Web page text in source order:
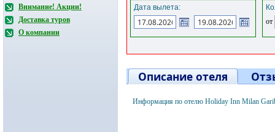
Внимание! Акции!
Доставка туров
О компании
Дата вылета:
от
Описание отеля
Информация по отелю Holiday Inn Milan